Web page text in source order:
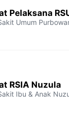
Pelaksana
Umum
RSIA Nuzula
Ibu & Anak